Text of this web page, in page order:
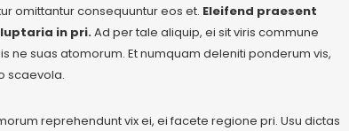
omittantur consequuntur eos et. Eleifend praesent
in pri.Ad per tale aliquip, ei sit viris commune
ne suas atomorum. Et numquam deleniti ponderum vis,
scaevola.
reprehendunt vix ei, ei facete regione pri. Usu dictas